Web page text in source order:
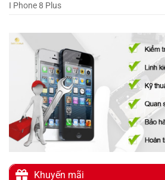
I Phone 8 Plus
Khuyến mãi